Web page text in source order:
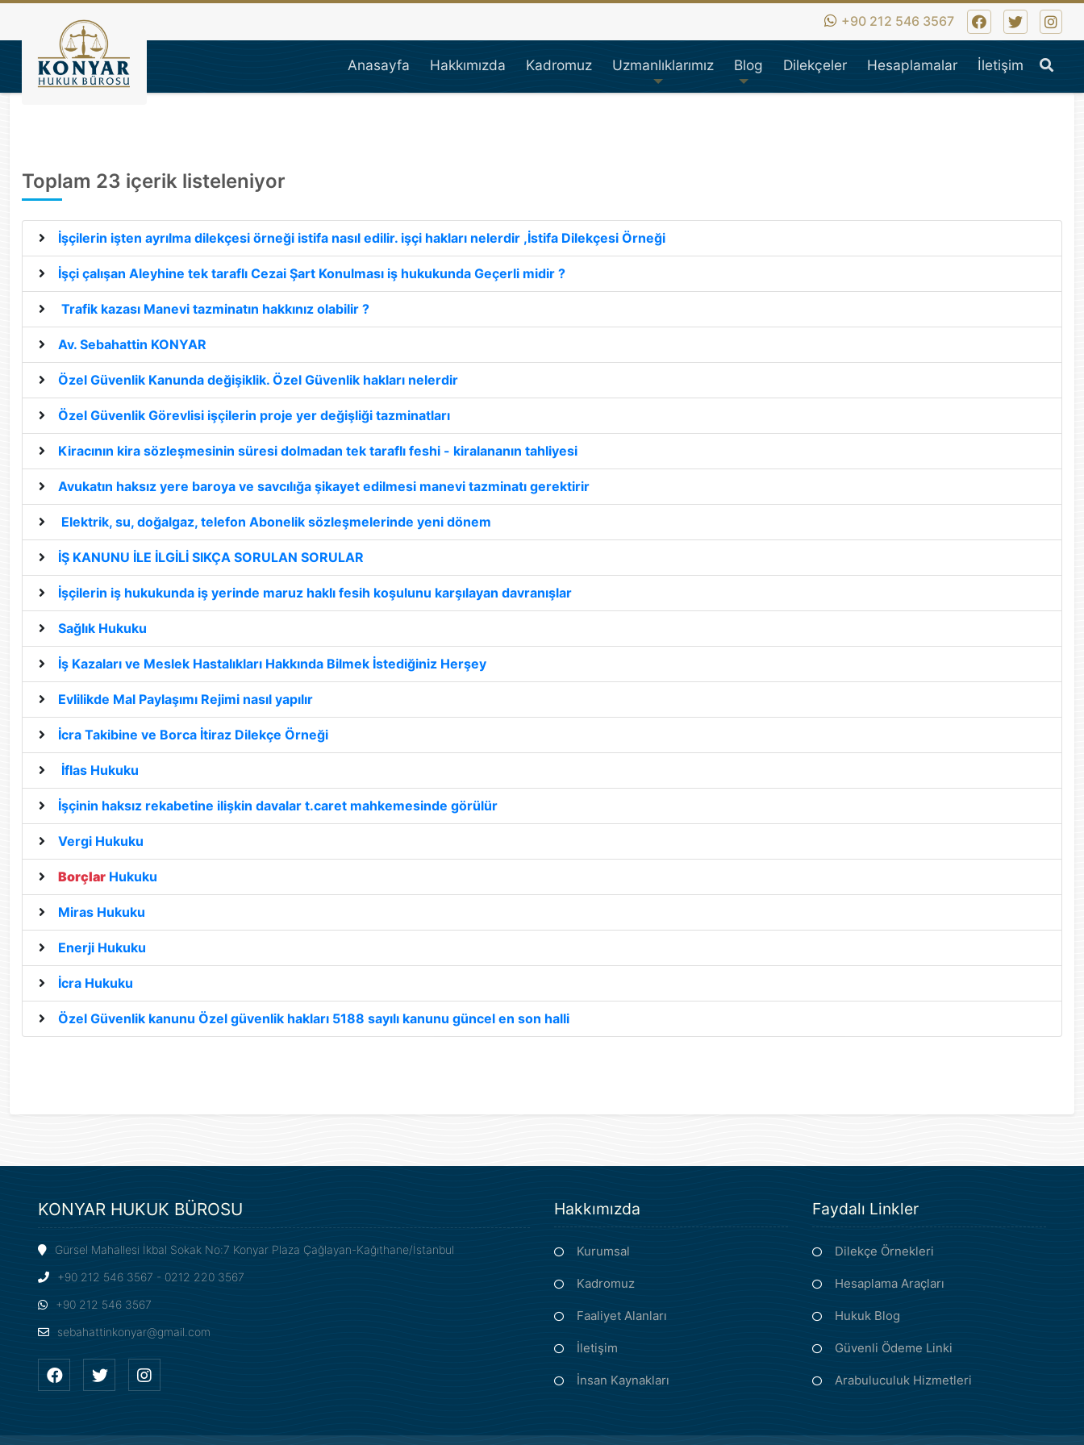
Konyar Hukuk Bürosu | İşçi Avukatı, İşçi Hakları,iş hukuk,ticaret
+90 212 546 3567
Anasayfa Hakkımızda Kadromuz Uzmanlıklarımız Blog Dilekçeler Hesaplamalar İletişim
Toplam 23 içerik listeleniyor
İşçilerin işten ayrılma dilekçesi örneği istifa nasıl edilir. işçi hakları nelerdir ,İstifa Dilekçesi Örneği
İşçi çalışan Aleyhine tek taraflı Cezai Şart Konulması iş hukukunda Geçerli midir ?
Trafik kazası Manevi tazminatın hakkınız olabilir ?
Av. Sebahattin KONYAR
Özel Güvenlik Kanunda değişiklik. Özel Güvenlik hakları nelerdir
Özel Güvenlik Görevlisi işçilerin proje yer değişliği tazminatları
Kiracının kira sözleşmesinin süresi dolmadan tek taraflı feshi - kiralananın tahliyesi
Avukatın haksız yere baroya ve savcılığa şikayet edilmesi manevi tazminatı gerektirir
Elektrik, su, doğalgaz, telefon Abonelik sözleşmelerinde yeni dönem
İŞ KANUNU İLE İLGİLİ SIKÇA SORULAN SORULAR
İşçilerin iş hukukunda iş yerinde maruz haklı fesih koşulunu karşılayan davranışlar
Sağlık Hukuku
İş Kazaları ve Meslek Hastalıkları Hakkında Bilmek İstediğiniz Herşey
Evlilikde Mal Paylaşımı Rejimi nasıl yapılır
İcra Takibine ve Borca İtiraz Dilekçe Örneği
İflas Hukuku
İşçinin haksız rekabetine ilişkin davalar t.caret mahkemesinde görülür
Vergi Hukuku
Borçlar Hukuku
Miras Hukuku
Enerji Hukuku
İcra Hukuku
Özel Güvenlik kanunu Özel güvenlik hakları 5188 sayılı kanunu güncel en son halli
KONYAR HUKUK BÜROSU
Gürsel Mahallesi İkbal Sokak No:7 Konyar Plaza Çağlayan-Kağıthane/İstanbul
+90 212 546 3567 - 0212 220 3567
+90 212 546 3567
sebahattinkonyar@gmail.com
Hakkımızda
Kurumsal
Kadromuz
Faaliyet Alanları
İletişim
İnsan Kaynakları
Faydalı Linkler
Dilekçe Örnekleri
Hesaplama Araçları
Hukuk Blog
Güvenli Ödeme Linki
Arabuluculuk Hizmetleri